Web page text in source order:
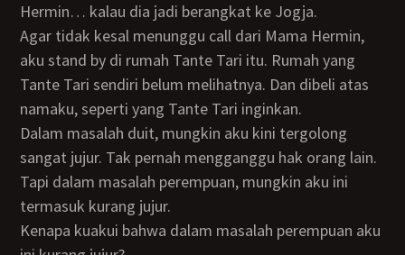
Hermin… kalau dia jadi berangkat ke Jogja.
Agar tidak kesal menunggu call dari Mama Hermin,
aku stand by di rumah Tante Tari itu. Rumah yang
Tante Tari sendiri belum melihatnya. Dan dibeli atas
namaku, seperti yang Tante Tari inginkan.
Dalam masalah duit, mungkin aku kini tergolong
sangat jujur. Tak pernah mengganggu hak orang lain.
Tapi dalam masalah perempuan, mungkin aku ini
termasuk kurang jujur.
Kenapa kuakui bahwa dalam masalah perempuan aku